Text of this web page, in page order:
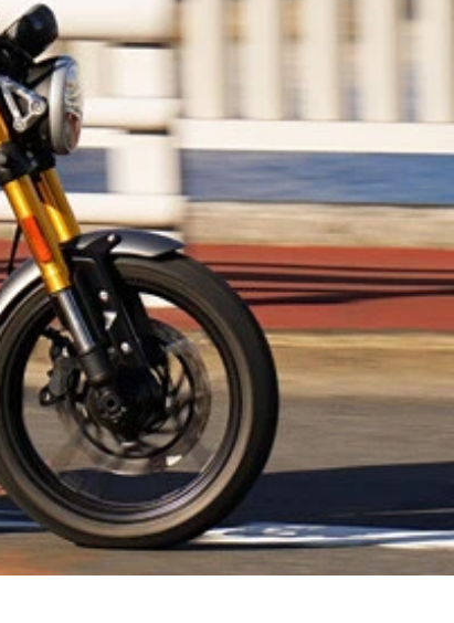
ジャーナリストの青木タカオ氏 青木氏の質問に丁寧